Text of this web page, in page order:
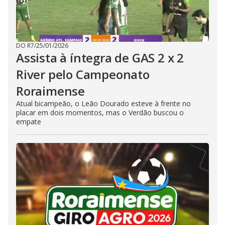
DO R7/25/01/2026
Assista à íntegra de GAS 2 x 2
River pelo Campeonato
Roraimense
Atual bicampeão, o Leão Dourado esteve à frente no
placar em dois momentos, mas o Verdão buscou o
empate